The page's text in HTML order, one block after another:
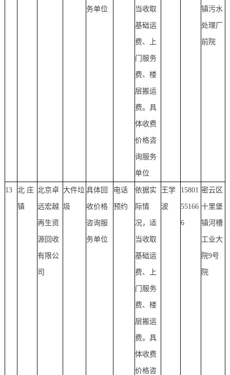
务单位 当收取
基础运
费、上
门服务
费、楼
层搬运
费。具
体收费
价格咨
询服务
单位
镇污水
处理厂
前院
13 北 庄
镇
北京卓
远宏越
再生资
源回收
有限公
司
大件垃
圾
具体回
收价格
咨询服
务单位
电话
预约
依据实
际情
况，适
当收取
基础运
费、上
门服务
费、楼
层搬运
费。具
体收费
价格咨
王学
波
15801
55166
6
密云区
十里堡
镇河槽
工业大
院9号
院